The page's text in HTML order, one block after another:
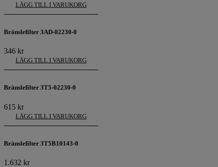
LÄGG TILL I VARUKORG
Bränslefilter 3AD-02230-0
346 kr
LÄGG TILL I VARUKORG
Bränslefilter 3T5-02230-0
615 kr
LÄGG TILL I VARUKORG
Bränslefilter 3T5B10143-0
1.632 kr